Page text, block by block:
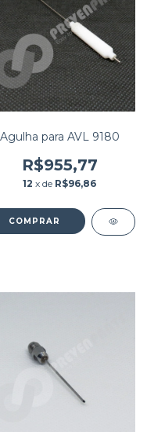
Agulha para AVL 9180
R$955,77
12 x de R$96,86